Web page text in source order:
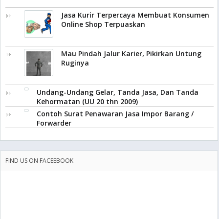
Jasa Kurir Terpercaya Membuat Konsumen
Online Shop Terpuaskan
Mau Pindah Jalur Karier, Pikirkan Untung
Ruginya
Undang-Undang Gelar, Tanda Jasa, Dan Tanda
Kehormatan (UU 20 thn 2009)
Contoh Surat Penawaran Jasa Impor Barang /
Forwarder
FIND US ON FACEEBOOK